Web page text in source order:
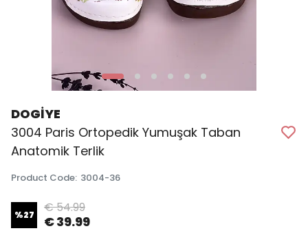
DOGİYE
3004 Paris Ortopedik Yumuşak Taban
Anatomik Terlik
Product Code: 3004-36
%27 € 54.99
€ 39.99